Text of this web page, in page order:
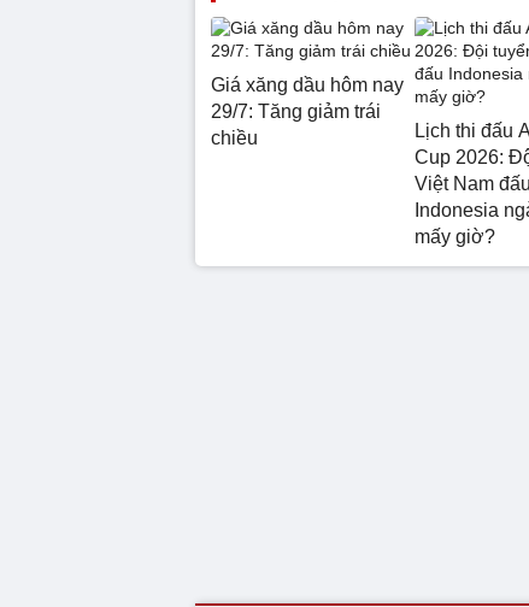
Giá xăng dầu hôm nay
29/7: Tăng giảm trái
chiều
Lịch thi đấu
Cup 2026:
Việt Nam đấu
Indonesia
mấy giờ?